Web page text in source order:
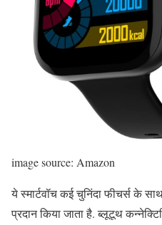
image source: Amazon
ये स्मार्टवॉच कई चुनिंदा फीचर्स के
प्रदान किया जाता है. ब्लूटूथ